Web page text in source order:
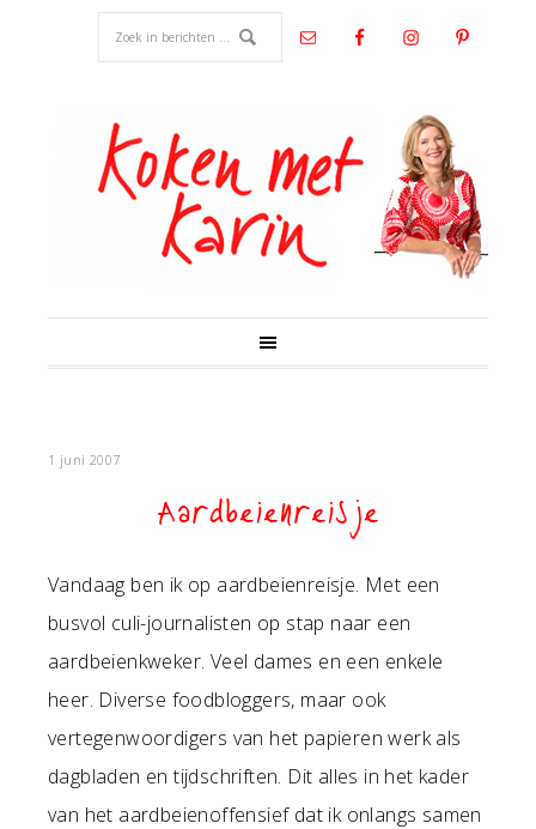
1 juni 2007
Aardbeienreisje
Vandaag ben ik op aardbeienreisje. Met een
busvol culi-journalisten op stap naar een
aardbeienkweker. Veel dames en een enkele
heer. Diverse foodbloggers, maar ook
vertegenwoordigers van het papieren werk als
dagbladen en tijdschriften. Dit alles in het kader
van het aardbeienoffensief dat ik onlangs samen